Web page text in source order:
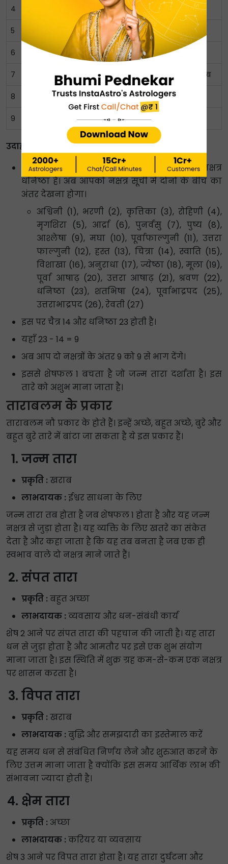
4 कल्याण अच्छा
5 प्रत्यक्ष तारा बाधाएं अच्छा नहीं है
6 साधना तारा उपलब्धि बहुत अच्छा
7 नैधाना तारा मौत बिलकुल ख़राब
8 मित्र तारा दोस्त अच्छा
9 परम मित्र तारा सबसे अच्छा दोस्त
उदाहरण के लिए:
मान लीजिए आपका नक्षत्र चैत्र है और दिन का नक्षत्र
धनिष्ठा है। अब आपको नक्षत्र सूची में दोनों के बीच का
अंतर देखना होगा।
अश्विनी (1), भरणी (2), कृत्तिका (3), रोहिणी (4),
मृगशिरा (5), आर्द्रा (6), पुनर्वसु (7), पुष्य (8),
आश्लेषा (9), मघा (10), पूर्वाफाल्गुनी (11), उत्तरा
फाल्गुनी (12), हस्त (13), चित्रा (14), स्वाति (15),
विशाखा (16), अनुराधा (17), ज्येष्ठा (18), मूला (19),
पूर्वा आषाढ़ (20), उत्तरा आषाढ़ (21), श्रवण (22),
धनिष्ठा (23), शतभिषा (24), पूर्वाभाद्रपद (25),
उत्तराभाद्रपद (26), रेवती (27)
इस पर चैत्र 14 और धनिष्ठा 23 होती है।
यहाँ 23 - 14 = 9
अब आप दो नक्षत्रों के अंतर 9 को 9 से भाग देंगे।
इससे शेषफल 1 बचता है जो जन्म तारा दर्शाता है। इस
तारे को अशुभ माना जाता है।
ताराबलम के प्रकार
ताराबलम नौ प्रकार के होते हैं। इन्हें अच्छे, बहुत अच्छे, बुरे और
बहुत बुरे तारे में बांटा जा सकता है ये इस प्रकार हैं।
जन्म तारा
प्रकृति : खराब
लाभदायक : ईश्वर साधना के लिए
जन्म तारा तब होता है जब शेषफल 1 होता है और यह जन्म
नक्षत्र से जुड़ा होता है। यह व्यक्ति के लिए खतरे का संकेत
देता है और कहा जाता है कि यह तब बनता है जब एक ही
स्वभाव वाले दो नक्षत्र माने जाते हैं।
संपत तारा
प्रकृति : बहुत अच्छा
लाभदायक : व्यवसाय और धन-संबंधी कार्य
शेष 2 आने पर संपत तारा की पहचान की जाती है। यह तारा
धन से जुड़ा होता है और आमतौर पर इसे एक शुभ संयोग
माना जाता है। इस स्थिति में शुक्र ग्रह कम-से-कम एक नक्षत्र
पर शासन करता है।
विपत तारा
प्रकृति : खराब
लाभदायक : बुद्धि और समझदारी का इस्तेमाल करें
यह समय धन से संबंधित निर्णय लेने और शुरुआत करने के
लिए उत्तम माना जाता है क्योंकि इस समय आर्थिक लाभ की
संभावना ज्यादा होती है।
क्षेम तारा
प्रकृति : अच्छा
लाभदायक : करियर या व्यवसाय
शेष 3 आने पर विपत तारा होता है। यह तारा दुर्घटना और